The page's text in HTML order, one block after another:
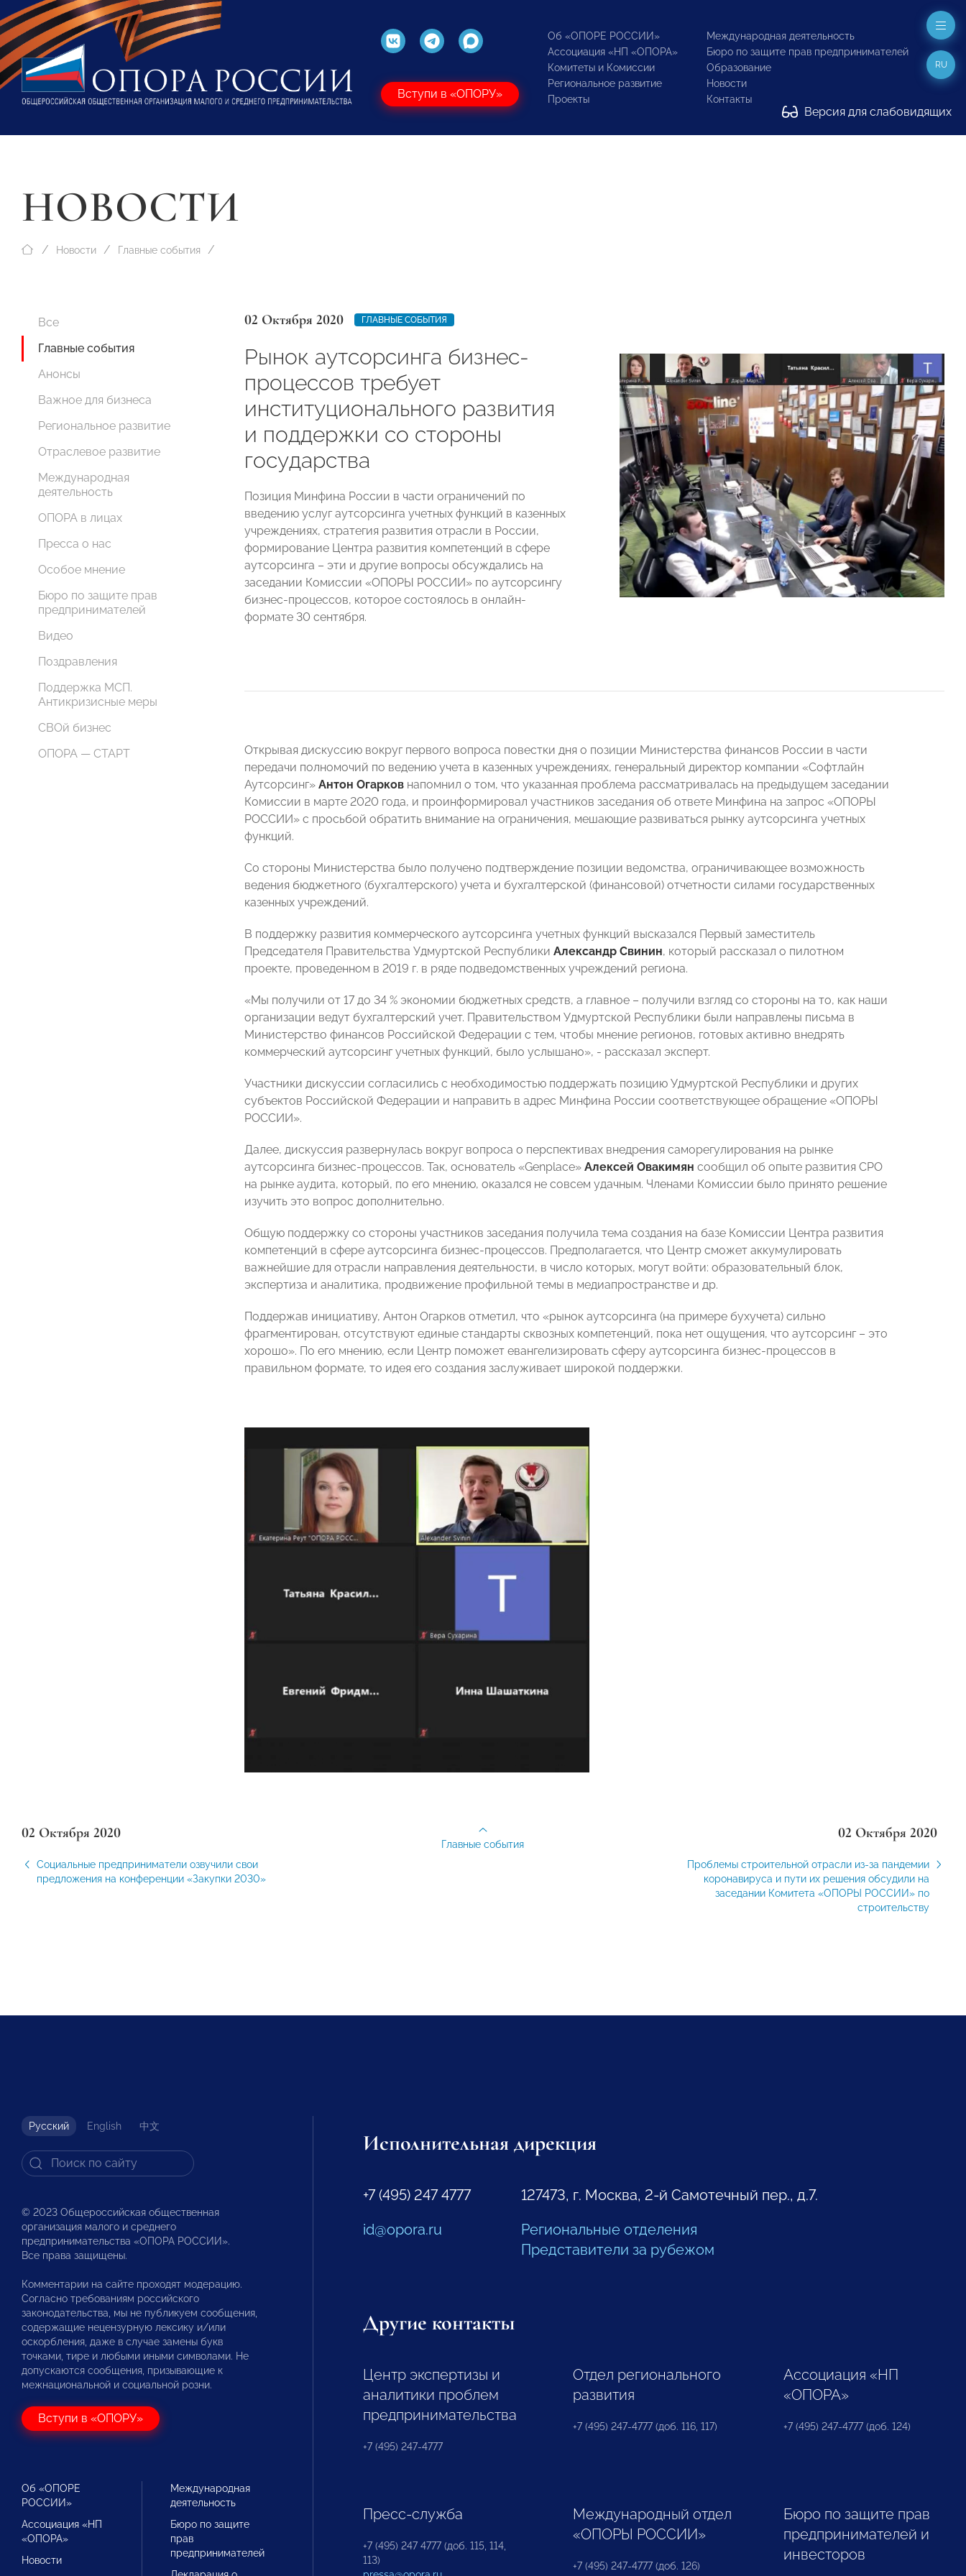
Вступи в «ОПОРУ»
Об «ОПОРЕ РОССИИ»
Ассоциация «НП «ОПОРА»
Комитеты и Комиссии
Региональное развитие
Проекты
Международная деятельность
Бюро по защите прав предпринимателей
Образование
Новости
Контакты
Версия для слабовидящих
RU
НОВОСТИ
Новости Главные события
Все
Главные события
Анонсы
Важное для бизнеса
Региональное развитие
Отраслевое развитие
Международная
деятельность
ОПОРА в лицах
Пресса о нас
Особое мнение
Бюро по защите прав
предпринимателей
Видео
Поздравления
Поддержка МСП.
Антикризисные меры
СВОй бизнес
ОПОРА — СТАРТ
02 Октября 2020 ГЛАВНЫЕ СОБЫТИЯ
Рынок аутсорсинга бизнес-
процессов требует
институционального развития
и поддержки со стороны
государства
Позиция Минфина России в части ограничений по
введению услуг аутсорсинга учетных функций в казенных
учреждениях, стратегия развития отрасли в России,
формирование Центра развития компетенций в сфере
аутсорсинга – эти и другие вопросы обсуждались на
заседании Комиссии «ОПОРЫ РОССИИ» по аутсорсингу
бизнес-процессов, которое состоялось в онлайн-
формате 30 сентября.
Открывая дискуссию вокруг первого вопроса повестки дня о позиции Министерства финансов России в части
передачи полномочий по ведению учета в казенных учреждениях, генеральный директор компании «Софтлайн
Аутсорсинг» Антон Огарков напомнил о том, что указанная проблема рассматривалась на предыдущем заседании
Комиссии в марте 2020 года, и проинформировал участников заседания об ответе Минфина на запрос «ОПОРЫ
РОССИИ» с просьбой обратить внимание на ограничения, мешающие развиваться рынку аутсорсинга учетных
функций.
Со стороны Министерства было получено подтверждение позиции ведомства, ограничивающее возможность
ведения бюджетного (бухгалтерского) учета и бухгалтерской (финансовой) отчетности силами государственных
казенных учреждений.
В поддержку развития коммерческого аутсорсинга учетных функций высказался Первый заместитель
Председателя Правительства Удмуртской Республики Александр Свинин, который рассказал о пилотном
проекте, проведенном в 2019 г. в ряде подведомственных учреждений региона.
«Мы получили от 17 до 34 % экономии бюджетных средств, а главное – получили взгляд со стороны на то, как наши
организации ведут бухгалтерский учет. Правительством Удмуртской Республики были направлены письма в
Министерство финансов Российской Федерации с тем, чтобы мнение регионов, готовых активно внедрять
коммерческий аутсорсинг учетных функций, было услышано», - рассказал эксперт.
Участники дискуссии согласились с необходимостью поддержать позицию Удмуртской Республики и других
субъектов Российской Федерации и направить в адрес Минфина России соответствующее обращение «ОПОРЫ
РОССИИ».
Далее, дискуссия развернулась вокруг вопроса о перспективах внедрения саморегулирования на рынке
аутсорсинга бизнес-процессов. Так, основатель «Genplace» Алексей Овакимян сообщил об опыте развития СРО
на рынке аудита, который, по его мнению, оказался не совсем удачным. Членами Комиссии было принято решение
изучить это вопрос дополнительно.
Общую поддержку со стороны участников заседания получила тема создания на базе Комиссии Центра развития
компетенций в сфере аутсорсинга бизнес-процессов. Предполагается, что Центр сможет аккумулировать
важнейшие для отрасли направления деятельности, в число которых, могут войти: образовательный блок,
экспертиза и аналитика, продвижение профильной темы в медиапространстве и др.
Поддержав инициативу, Антон Огарков отметил, что «рынок аутсорсинга (на примере бухучета) сильно
фрагментирован, отсутствуют единые стандарты сквозных компетенций, пока нет ощущения, что аутсорсинг – это
хорошо». По его мнению, если Центр поможет евангелизировать сферу аутсорсинга бизнес-процессов в
правильном формате, то идея его создания заслуживает широкой поддержки.
02 Октября 2020
Социальные предприниматели озвучили свои
предложения на конференции «Закупки 2030»
02 Октября 2020
Проблемы строительной отрасли из-за пандемии
коронавируса и пути их решения обсудили на
заседании Комитета «ОПОРЫ РОССИИ» по
строительству
Главные события
Русский English 中文
© 2023 Общероссийская общественная
организация малого и среднего
предпринимательства «ОПОРА РОССИИ».
Все права защищены.
Комментарии на сайте проходят модерацию.
Согласно требованиям российского
законодательства, мы не публикуем сообщения,
содержащие нецензурную лексику и/или
оскорбления, даже в случае замены букв
точками, тире и любыми иными символами. Не
допускаются сообщения, призывающие к
межнациональной и социальной розни.
Вступи в «ОПОРУ»
Об «ОПОРЕ
РОССИИ»
Ассоциация «НП
«ОПОРА»
Новости
Международная
деятельность
Бюро по защите
прав
предпринимателей
Исполнительная дирекция
+7 (495) 247 4777
id@opora.ru
127473, г. Москва, 2-й Самотечный пер., д.7.
Региональные отделения
Представители за рубежом
Другие контакты
Центр экспертизы и
аналитики проблем
предпринимательства
+7 (495) 247-4777
Отдел регионального
развития
+7 (495) 247-4777 (доб. 116, 117)
Ассоциация «НП
«ОПОРА»
+7 (495) 247-4777 (доб. 124)
Пресс-служба
+7 (495) 247 4777 (доб. 115, 114,
113)
Международный отдел
«ОПОРЫ РОССИИ»
+7 (495) 247-4777 (доб. 126)
Бюро по защите прав
предпринимателей и
инвесторов